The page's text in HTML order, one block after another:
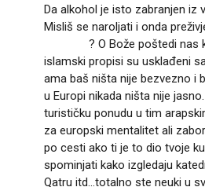
Da alkohol je isto zabranjen iz
Misliš se naroljati i onda
🤦🏻‍♀️🤦🏻‍♀️🤦🏻‍♀️? O Bože poštedi
islamski propisi su usklađeni
ama baš ništa nije bezvezno i
u Europi nikada ništa nije
turističku ponudu u tim
za europski mentalitet ali
po cesti ako ti je to dio tvoje
spominjati kako izgledaju
Qatru itd...totalno ste neuki u